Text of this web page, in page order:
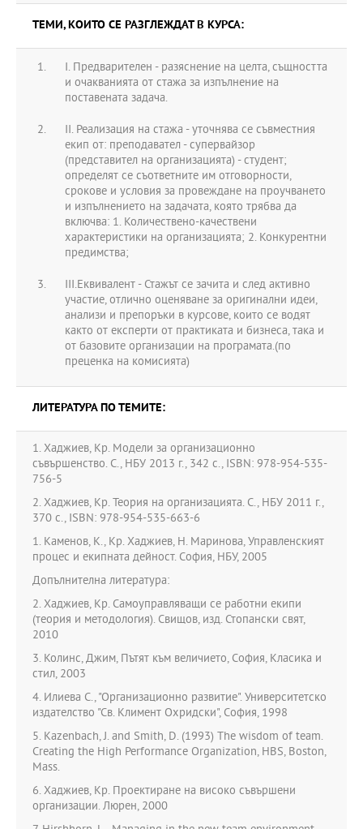
ТЕМИ, КОИТО СЕ РАЗГЛЕЖДАТ В КУРСА:
І. Предварителен - разяснение на целта, същността
и очакванията от стажа за изпълнение на
поставената задача.
ІІ. Реализация на стажа - уточнява се съвместния
екип от: преподавател - супервайзор
(представител на организацията) - студент;
определят се съответните им отговорности,
срокове и условия за провеждане на проучването
и изпълнението на задачата, която трябва да
включва: 1. Количествено-качествени
характеристики на организацията; 2. Конкурентни
предимства;
ІІІ.Еквивалент - Стажът се зачита и след активно
участие, отлично оценяване за оригинални идеи,
анализи и препоръки в курсове, които се водят
както от експерти от практиката и бизнеса, така и
от базовите организации на програмата.(по
преценка на комисията)
ЛИТЕРАТУРА ПО ТЕМИТЕ:
1. Хаджиев, Кр. Модели за организационно
съвършенство. С., НБУ 2013 г., 342 с., ISBN: 978-954-535-
756-5
2. Хаджиев, Кр. Теория на организацията. С., НБУ 2011 г.,
370 с., ISBN: 978-954-535-663-6
1. Каменов, К., Кр. Хаджиев, Н. Маринова, Управленският
процес и екипната дейност. София, НБУ, 2005
Допълнителна литература:
2. Хаджиев, Кр. Самоуправляващи се работни екипи
(теория и методология). Свищов, изд. Стопански свят,
2010
3. Колинс, Джим, Пътят към величието, София, Класика и
стил, 2003
4. Илиева С., "Организационно развитие". Университетско
издателство "Св. Климент Охридски", София, 1998
5. Kazenbach, J. and Smith, D. (1993) The wisdom of team.
Creating the High Performance Organization, HBS, Boston,
Mass.
6. Хаджиев, Кр. Проектиране на високо съвършени
организации. Люрен, 2000